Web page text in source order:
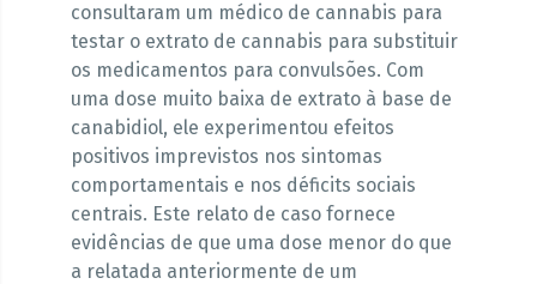
consultaram um médico de cannabis para
testar o extrato de cannabis para substituir
os medicamentos para convulsões. Com
uma dose muito baixa de extrato à base de
canabidiol, ele experimentou efeitos
positivos imprevistos nos sintomas
comportamentais e nos déficits sociais
centrais. Este relato de caso fornece
evidências de que uma dose menor do que
a relatada anteriormente de um